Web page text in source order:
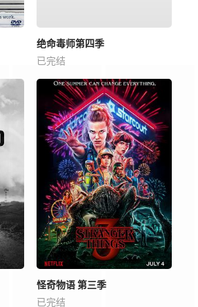
绝命毒师第四季
已完结
怪奇物语 第三季
已完结